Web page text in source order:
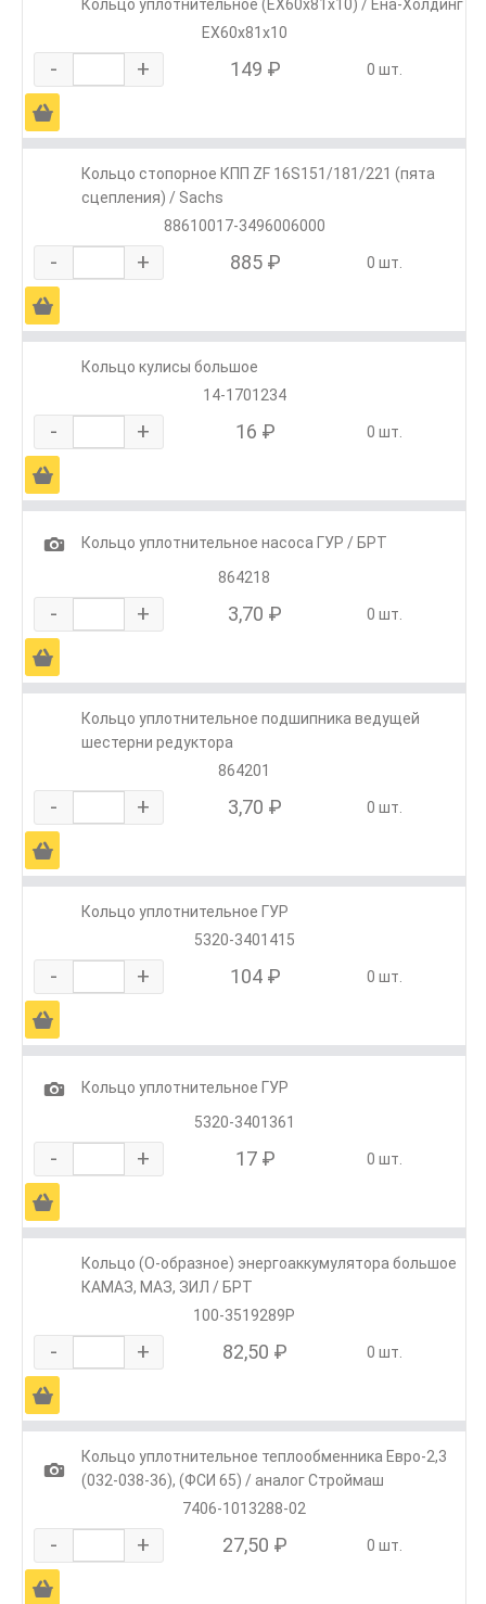
Кольцо уплотнительное (ЕХ60х81х10) / Ена-Холдинг
ЕХ60х81х10
- + 149 ₽ 0 шт.
Ä
Кольцо стопорное КПП ZF 16S151/181/221 (пята
сцепления) / Sachs
88610017-3496006000
- + 885 ₽ 0 шт.
Ä
Кольцо кулисы большое
14-1701234
- + 16 ₽ 0 шт.
Ä
1
Кольцо уплотнительное насоса ГУР / БРТ
864218
- + 3,70 ₽ 0 шт.
Ä
Кольцо уплотнительное подшипника ведущей
шестерни редуктора
864201
- + 3,70 ₽ 0 шт.
Ä
Кольцо уплотнительное ГУР
5320-3401415
- + 104 ₽ 0 шт.
Ä
1
Кольцо уплотнительное ГУР
5320-3401361
- + 17 ₽ 0 шт.
Ä
Кольцо (О-образное) энергоаккумулятора большое
КАМАЗ, МАЗ, ЗИЛ / БРТ
100-3519289Р
- + 82,50 ₽ 0 шт.
Ä
1
Кольцо уплотнительное теплообменника Евро-2,3
(032-038-36), (ФСИ 65) / аналог Строймаш
7406-1013288-02
- + 27,50 ₽ 0 шт.
Ä